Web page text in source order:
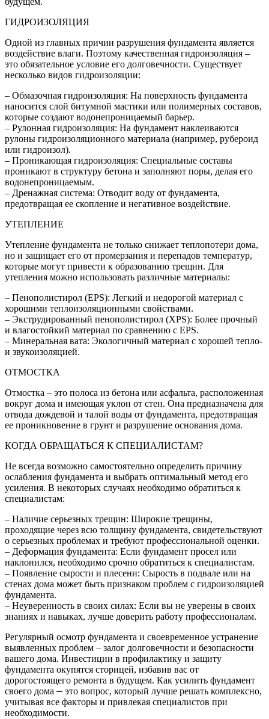
ГИДРОИЗОЛЯЦИЯ
Одной из главных причин разрушения фундамента является
воздействие влаги. Поэтому качественная гидроизоляция –
это обязательное условие его долговечности. Существует
несколько видов гидроизоляции:
– Обмазочная гидроизоляция: На поверхность фундамента
наносится слой битумной мастики или полимерных составов,
которые создают водонепроницаемый барьер.
– Рулонная гидроизоляция: На фундамент наклеиваются
рулоны гидроизоляционного материала (например, рубероид
или гидроизол).
– Проникающая гидроизоляция: Специальные составы
проникают в структуру бетона и заполняют поры, делая его
водонепроницаемым.
– Дренажная система: Отводит воду от фундамента,
предотвращая ее скопление и негативное воздействие.
УТЕПЛЕНИЕ
Утепление фундамента не только снижает теплопотери дома,
но и защищает его от промерзания и перепадов температур,
которые могут привести к образованию трещин. Для
утепления можно использовать различные материалы:
– Пенополистирол (EPS): Легкий и недорогой материал с
хорошими теплоизоляционными свойствами.
– Экструдированный пенополистирол (XPS): Более прочный
и влагостойкий материал по сравнению с EPS.
– Минеральная вата: Экологичный материал с хорошей тепло-
и звукоизоляцией.
ОТМОСТКА
Отмостка – это полоса из бетона или асфальта, расположенная
вокруг дома и имеющая уклон от стен. Она предназначена для
отвода дождевой и талой воды от фундамента, предотвращая
ее проникновение в грунт и разрушение основания дома.
КОГДА ОБРАЩАТЬСЯ К СПЕЦИАЛИСТАМ?
Не всегда возможно самостоятельно определить причину
ослабления фундамента и выбрать оптимальный метод его
усиления. В некоторых случаях необходимо обратиться к
специалистам:
– Наличие серьезных трещин: Широкие трещины,
проходящие через всю толщину фундамента, свидетельствуют
о серьезных проблемах и требуют профессиональной оценки.
– Деформация фундамента: Если фундамент просел или
наклонился, необходимо срочно обратиться к специалистам.
– Появление сырости и плесени: Сырость в подвале или на
стенах дома может быть признаком проблем с гидроизоляцией
фундамента.
– Неуверенность в своих силах: Если вы не уверены в своих
знаниях и навыках, лучше доверить работу профессионалам.
Регулярный осмотр фундамента и своевременное устранение
выявленных проблем – залог долговечности и безопасности
вашего дома. Инвестиции в профилактику и защиту
фундамента окупятся сторицей, избавив вас от
дорогостоящего ремонта в будущем. Как усилить фундамент
своего дома ⎼ это вопрос, который лучше решать комплексно,
учитывая все факторы и привлекая специалистов при
необходимости.